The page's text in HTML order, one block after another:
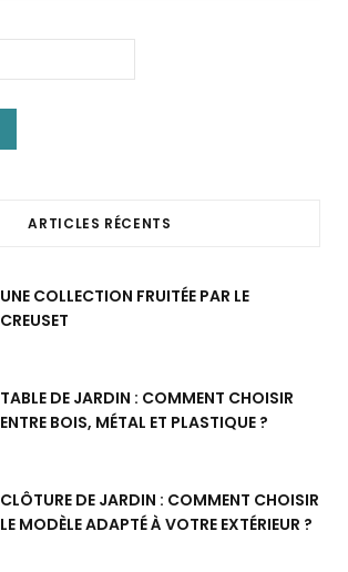
ARTICLES RÉCENTS
UNE COLLECTION FRUITÉE PAR LE
CREUSET
TABLE DE JARDIN : COMMENT CHOISIR
ENTRE BOIS, MÉTAL ET PLASTIQUE ?
CLÔTURE DE JARDIN : COMMENT CHOISIR
LE MODÈLE ADAPTÉ À VOTRE EXTÉRIEUR ?